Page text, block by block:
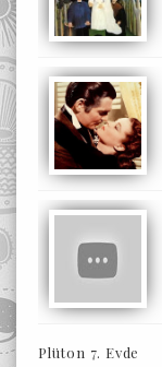
Plüton 7. Evde